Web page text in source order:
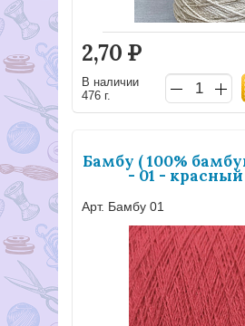
2,70 Р
В наличии
476 г.
Бамбу ( 100%
- 01 -
Арт. Бамбу 01